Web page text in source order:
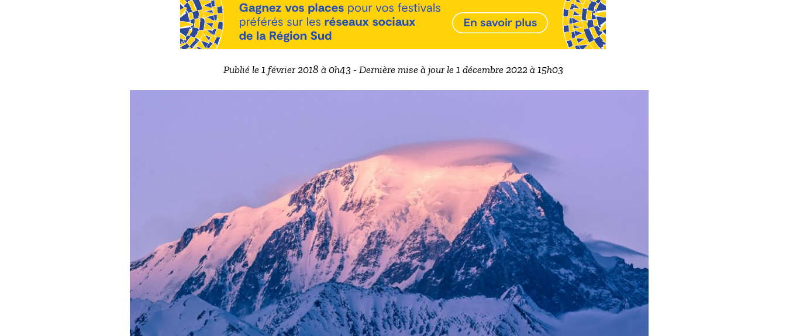
Publié le 1 février 2018 à 0h43 - Dernière mise à jour le 1 décembre 2022 à 15h03